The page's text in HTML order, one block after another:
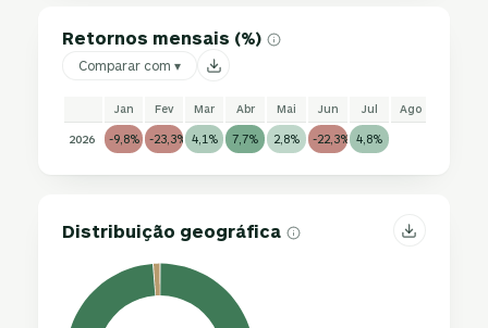
Retornos mensais (%)
Comparar com ▾
Jan Fev Mar Abr Mai Jun Jul Ago
2026 -9,8% -23,3% 4,1% 7,7% 2,8% -22,3% 4,8%
Distribuição geográfica